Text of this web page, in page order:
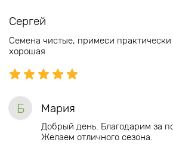
Сергей
Семена чистые, примеси практически
хорошая
Б Мария
Добрый день. Благодарим за
Желаем отличного сезона.